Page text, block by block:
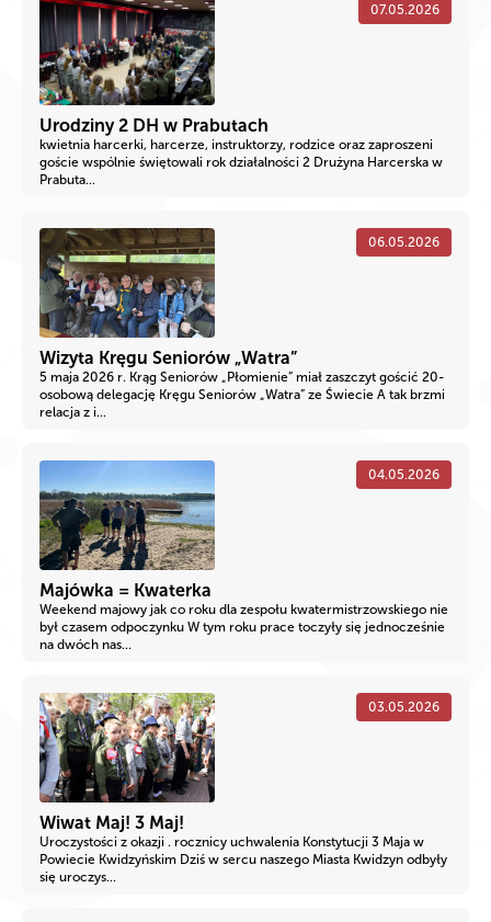
07.05.2026
Urodziny 2 DH w Prabutach
kwietnia harcerki, harcerze, instruktorzy, rodzice oraz zaproszeni
goście wspólnie świętowali rok działalności 2 Drużyna Harcerska w
Prabuta...
06.05.2026
Wizyta Kręgu Seniorów „Watra”
5 maja 2026 r. Krąg Seniorów „Płomienie” miał zaszczyt gościć 20-
osobową delegację Kręgu Seniorów „Watra” ze Świecie A tak brzmi
relacja z i...
04.05.2026
Majówka = Kwaterka
Weekend majowy jak co roku dla zespołu kwatermistrzowskiego nie
był czasem odpoczynku W tym roku prace toczyły się jednocześnie
na dwóch nas...
03.05.2026
Wiwat Maj! 3 Maj!
Uroczystości z okazji . rocznicy uchwalenia Konstytucji 3 Maja w
Powiecie Kwidzyńskim Dziś w sercu naszego Miasta Kwidzyn odbyły
się uroczys...